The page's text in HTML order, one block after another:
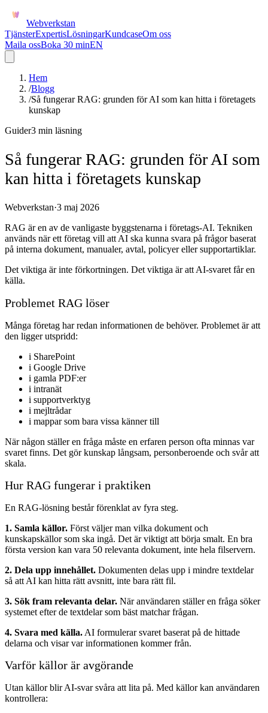
Webverkstan
TjänsterExpertisLösningarKundcaseOm oss
Maila ossBoka 30 minEN
Hem
/Blogg
/Så fungerar RAG: grunden för AI som kan hitta i företagets
kunskap
Guider3 min läsning
Så fungerar RAG: grunden för AI som
kan hitta i företagets kunskap
Webverkstan·3 maj 2026
RAG är en av de vanligaste byggstenarna i företags-AI. Tekniken
används när ett företag vill att AI ska kunna svara på frågor baserat
på interna dokument, manualer, avtal, policyer eller supportartiklar.
Det viktiga är inte förkortningen. Det viktiga är att AI-svaret får en
källa.
Problemet RAG löser
Många företag har redan informationen de behöver. Problemet är att
den ligger utspridd:
i SharePoint
i Google Drive
i gamla PDF:er
i intranät
i supportverktyg
i mejltrådar
i mappar som bara vissa känner till
När någon ställer en fråga måste en erfaren person ofta minnas var
svaret finns. Det gör kunskap långsam, personberoende och svår att
skala.
Hur RAG fungerar i praktiken
En RAG-lösning består förenklat av fyra steg.
1. Samla källor. Först väljer man vilka dokument och
kunskapskällor som ska ingå. Det är viktigt att börja smalt. En bra
första version kan vara 50 relevanta dokument, inte hela filservern.
2. Dela upp innehållet. Dokumenten delas upp i mindre textdelar
så att AI kan hitta rätt avsnitt, inte bara rätt fil.
3. Sök fram relevanta delar. När användaren ställer en fråga söker
systemet efter de textdelar som bäst matchar frågan.
4. Svara med källa. AI formulerar svaret baserat på de hittade
delarna och visar var informationen kommer från.
Varför källor är avgörande
Utan källor blir AI-svar svåra att lita på. Med källor kan användaren
kontrollera: